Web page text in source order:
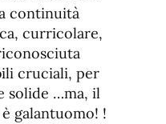
continuità
curricolare,
cruciali, per
solide …ma, il
galantuomo! !